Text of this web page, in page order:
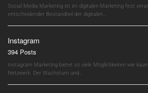
Social Media Marketing ist im digitalen Marketing fest
entscheidender Bestandteil der digitalen…
Instagram
394 Posts
Instagram Marketing bietet so viele Möglichkeiten wie
Netzwerk. Der Wachstum und…